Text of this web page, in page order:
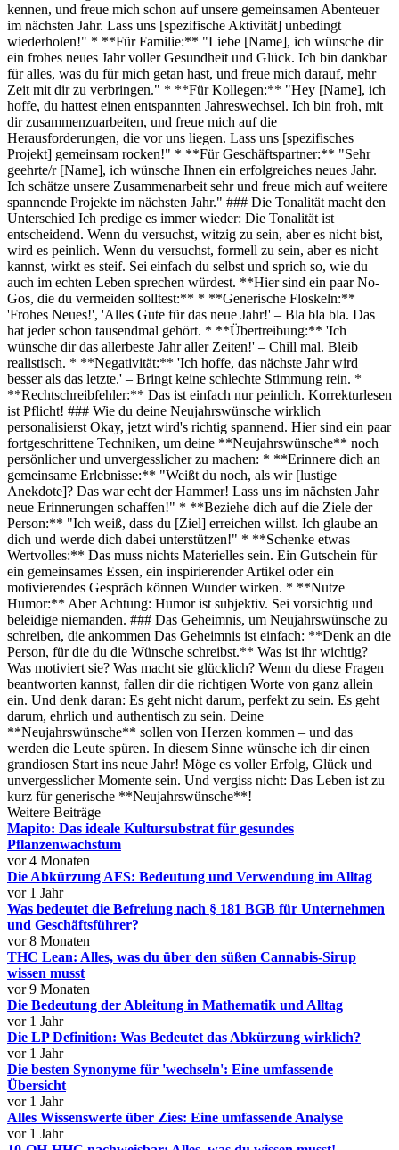
kennen, und freue mich schon auf unsere gemeinsamen Abenteuer
im nächsten Jahr. Lass uns [spezifische Aktivität] unbedingt
wiederholen!" * **Für Familie:** "Liebe [Name], ich wünsche dir
ein frohes neues Jahr voller Gesundheit und Glück. Ich bin dankbar
für alles, was du für mich getan hast, und freue mich darauf, mehr
Zeit mit dir zu verbringen." * **Für Kollegen:** "Hey [Name], ich
hoffe, du hattest einen entspannten Jahreswechsel. Ich bin froh, mit
dir zusammenzuarbeiten, und freue mich auf die
Herausforderungen, die vor uns liegen. Lass uns [spezifisches
Projekt] gemeinsam rocken!" * **Für Geschäftspartner:** "Sehr
geehrte/r [Name], ich wünsche Ihnen ein erfolgreiches neues Jahr.
Ich schätze unsere Zusammenarbeit sehr und freue mich auf weitere
spannende Projekte im nächsten Jahr." ### Die Tonalität macht den
Unterschied Ich predige es immer wieder: Die Tonalität ist
entscheidend. Wenn du versuchst, witzig zu sein, aber es nicht bist,
wird es peinlich. Wenn du versuchst, formell zu sein, aber es nicht
kannst, wirkt es steif. Sei einfach du selbst und sprich so, wie du
auch im echten Leben sprechen würdest. **Hier sind ein paar No-
Gos, die du vermeiden solltest:** * **Generische Floskeln:**
'Frohes Neues!', 'Alles Gute für das neue Jahr!' – Bla bla bla. Das
hat jeder schon tausendmal gehört. * **Übertreibung:** 'Ich
wünsche dir das allerbeste Jahr aller Zeiten!' – Chill mal. Bleib
realistisch. * **Negativität:** 'Ich hoffe, das nächste Jahr wird
besser als das letzte.' – Bringt keine schlechte Stimmung rein. *
**Rechtschreibfehler:** Das ist einfach nur peinlich. Korrekturlesen
ist Pflicht! ### Wie du deine Neujahrswünsche wirklich
personalisierst Okay, jetzt wird's richtig spannend. Hier sind ein paar
fortgeschrittene Techniken, um deine **Neujahrswünsche** noch
persönlicher und unvergesslicher zu machen: * **Erinnere dich an
gemeinsame Erlebnisse:** "Weißt du noch, als wir [lustige
Anekdote]? Das war echt der Hammer! Lass uns im nächsten Jahr
neue Erinnerungen schaffen!" * **Beziehe dich auf die Ziele der
Person:** "Ich weiß, dass du [Ziel] erreichen willst. Ich glaube an
dich und werde dich dabei unterstützen!" * **Schenke etwas
Wertvolles:** Das muss nichts Materielles sein. Ein Gutschein für
ein gemeinsames Essen, ein inspirierender Artikel oder ein
motivierendes Gespräch können Wunder wirken. * **Nutze
Humor:** Aber Achtung: Humor ist subjektiv. Sei vorsichtig und
beleidige niemanden. ### Das Geheimnis, um Neujahrswünsche zu
schreiben, die ankommen Das Geheimnis ist einfach: **Denk an die
Person, für die du die Wünsche schreibst.** Was ist ihr wichtig?
Was motiviert sie? Was macht sie glücklich? Wenn du diese Fragen
beantworten kannst, fallen dir die richtigen Worte von ganz allein
ein. Und denk daran: Es geht nicht darum, perfekt zu sein. Es geht
darum, ehrlich und authentisch zu sein. Deine
**Neujahrswünsche** sollen von Herzen kommen – und das
werden die Leute spüren. In diesem Sinne wünsche ich dir einen
grandiosen Start ins neue Jahr! Möge es voller Erfolg, Glück und
unvergesslicher Momente sein. Und vergiss nicht: Das Leben ist zu
kurz für generische **Neujahrswünsche**!
Weitere Beiträge
Mapito: Das ideale Kultursubstrat für gesundes
Pflanzenwachstum
vor 4 Monaten
Die Abkürzung AFS: Bedeutung und Verwendung im Alltag
vor 1 Jahr
Was bedeutet die Befreiung nach § 181 BGB für Unternehmen
und Geschäftsführer?
vor 8 Monaten
THC Lean: Alles, was du über den süßen Cannabis-Sirup
wissen musst
vor 9 Monaten
Die Bedeutung der Ableitung in Mathematik und Alltag
vor 1 Jahr
Die LP Definition: Was Bedeutet das Abkürzung wirklich?
vor 1 Jahr
Die besten Synonyme für 'wechseln': Eine umfassende
Übersicht
vor 1 Jahr
Alles Wissenswerte über Zies: Eine umfassende Analyse
vor 1 Jahr